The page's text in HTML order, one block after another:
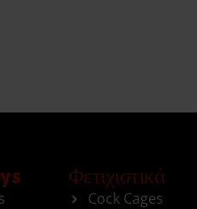
Φετιχιστικά
Cock Cages